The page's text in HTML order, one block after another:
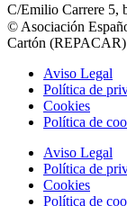
C/Emilio Carrere 5,
© Asociación
Cartón (REPACAR)
Aviso Legal
Política de
Cookies
Política de
Aviso Legal
Política de
Cookies
Política de